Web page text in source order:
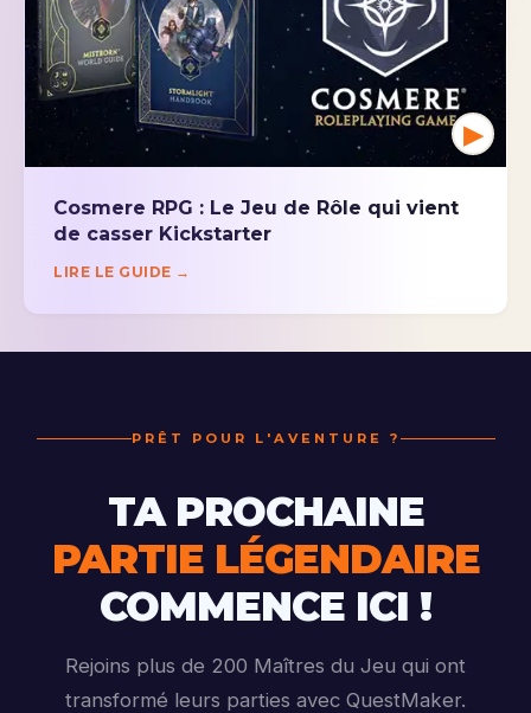
▶
Cosmere RPG : Le Jeu de Rôle qui vient
de casser Kickstarter
LIRE LE GUIDE →
PRÊT POUR L'AVENTURE ?
TA PROCHAINE
PARTIE LÉGENDAIRE
COMMENCE ICI !
Rejoins plus de 200 Maîtres du Jeu qui ont
transformé leurs parties avec QuestMaker.